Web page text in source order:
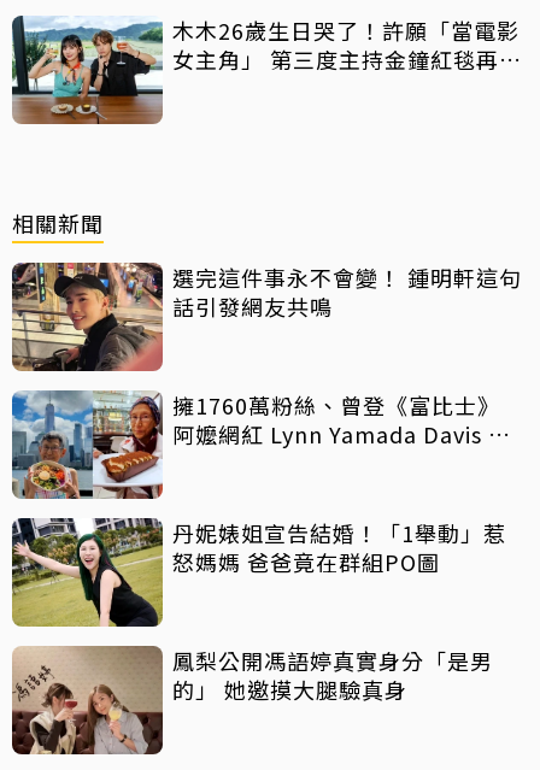
木木26歲生日哭了！許願「當電影
女主角」 第三度主持金鐘紅毯再喊
相關新聞
選完這件事永不會變！ 鍾明軒這句
話引發網友共鳴
擁1760萬粉絲、曾登《富比士》
阿嬤網紅 Lynn Yamada Davis 驚
丹妮婊姐宣告結婚！「1舉動」惹
怒媽媽 爸爸竟在群組PO圖
鳳梨公開馮語婷真實身分「是男
的」 她邀摸大腿驗真身